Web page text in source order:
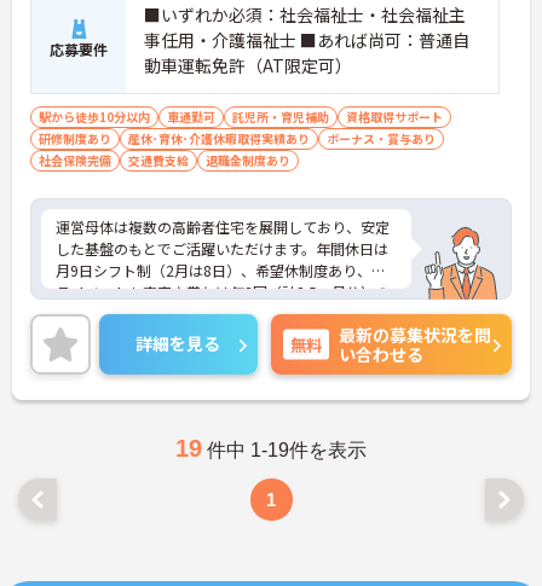
応募要件
■いずれか必須：社会福祉士・社会福祉主
事任用・介護福祉士 ■あれば尚可：普通自
動車運転免許（AT限定可）
駅から徒歩10分以内 車通勤可 託児所・育児補助
資格取得サポート
研修制度あり
産休･育休･介護休暇取得実績あり
ボーナス・賞与あり
社会保険完備
交通費支給 退職金制度あり
運営母体は複数の高齢者住宅を展開しており、安定
した基盤のもとでご活躍いただけます。年間休日は
月9日シフト制（2月は8日）、希望休制度あり、プ
ライベートも充実♪賞与は年2回（計2.5ヶ月分）の
実績があり、頑張りが評価される環境です。社員給
食（食事補助手当5,600円支給）や育児給付金制度
（最大10万円支給）など、福利厚生も魅力。社内研
修や資格取得支援制度（対象資格の取得費用を最大
10万円まで補助）も整っており、スキルアップを目
など、さらに詳細をお話ししますのでお気軽にご相
詳細を見る 無料
最新の募集状況を問
い合わせる
19 件中 1-19件を表示
1